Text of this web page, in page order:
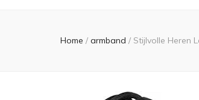
Home / armband / Stijlvolle Heren